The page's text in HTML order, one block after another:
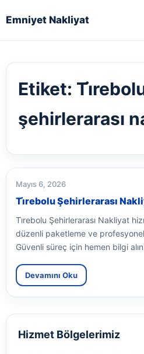
Emniyet Nakliyat
Etiket:
şehirlerarası
Mayıs 6, 2026
Ti̇rebolu Şehirlerarası
Ti̇rebolu Şehirlerarası Nakliyat
düzenli paketleme ve
Güvenli süreç için hemen bilgi
Devamını Oku
Hizmet Bölgelerimiz